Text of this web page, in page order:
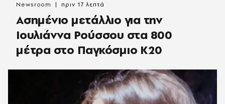
Ασημένιο μετάλλιο για την
Ιουλιάννα Ρούσσου στα 800
μέτρα στο Παγκόσμιο Κ20
Newsroom πριν 17 λεπτά